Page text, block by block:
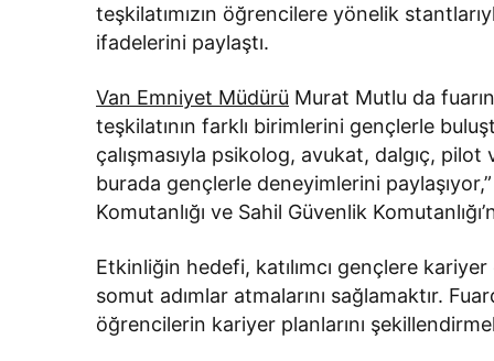
teşkilatımızın öğrencilere yönelik
ifadelerini paylaştı.
Van Emniyet Müdürü Murat Mutlu da
teşkilatının farklı birimlerini gençlerle
çalışmasıyla psikolog, avukat, dalgıç,
burada gençlerle deneyimlerini
Komutanlığı ve Sahil Güvenlik
Etkinliğin hedefi, katılımcı gençlere
somut adımlar atmalarını sağlamaktır.
öğrencilerin kariyer planlarını